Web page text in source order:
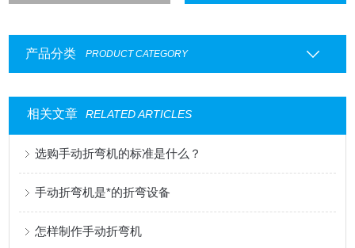
产品分类 PRODUCT CATEGORY
相关文章 RELATED ARTICLES
选购手动折弯机的标准是什么？
手动折弯机是*的折弯设备
怎样制作手动折弯机